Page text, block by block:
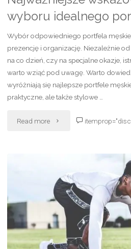
wyboru idealnego
Wybór odpowiedniego portfela
prezencję i organizację. Niezależnie
na co dzień, czy na specjalne okazje,
warto wziąć pod uwagę. Warto
wyróżniają się najlepsze portfele
praktyczne, ale także stylowe …
Read more "Najważniejsze
kwestii
wyboru
idealnego
portfela